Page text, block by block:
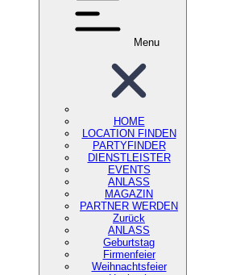
Menu
HOME
LOCATION FINDEN
PARTYFINDER
DIENSTLEISTER
EVENTS
ANLASS
MAGAZIN
PARTNER WERDEN
Zurück
ANLASS
Geburtstag
Firmenfeier
Weihnachtsfeier